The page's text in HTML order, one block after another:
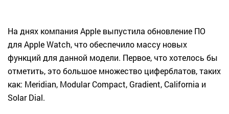
На днях компания Apple выпустила обновление ПО
для Apple Watch, что обеспечило массу новых
функций для данной модели. Первое, что хотелось бы
отметить, это большое множество циферблатов, таких
как: Meridian, Modular Compact, Gradient, California и
Solar Dial.